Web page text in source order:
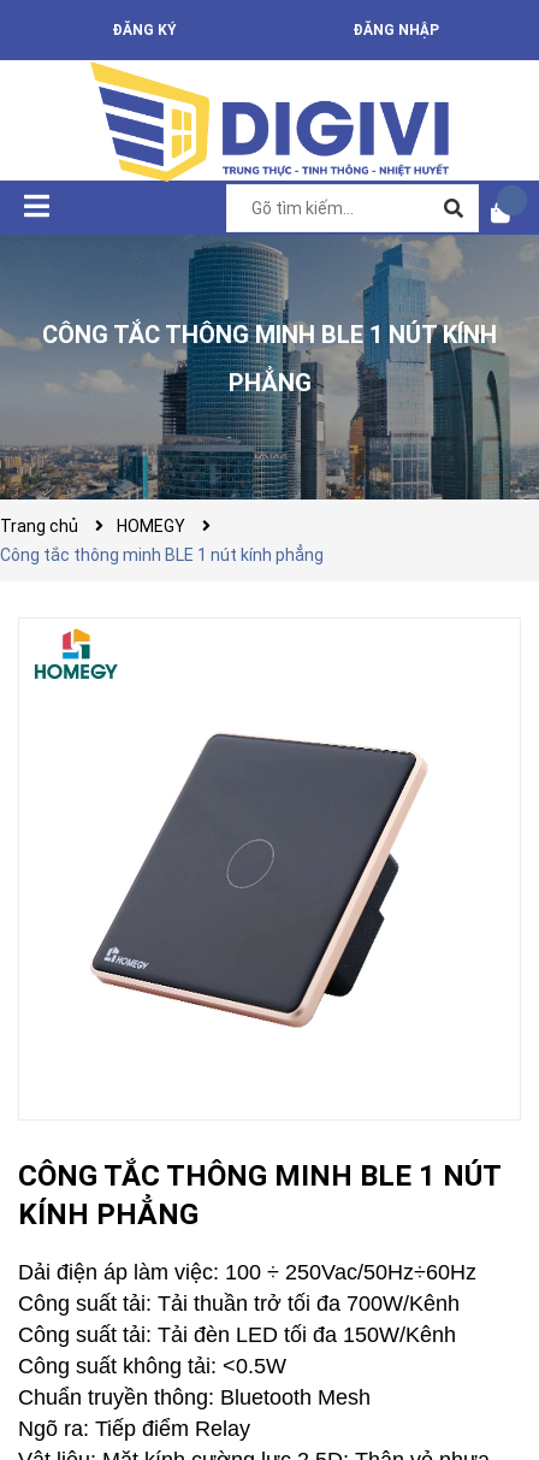
ĐĂNG KÝ ĐĂNG NHẬP
CÔNG TẮC THÔNG MINH BLE 1 NÚT KÍNH
PHẲNG
Trang chủ
HOMEGY
Công tắc thông minh BLE 1 nút kính phẳng
CÔNG TẮC THÔNG MINH BLE 1 NÚT
KÍNH PHẲNG
Dải điện áp làm việc: 100 ÷ 250Vac/50Hz÷60Hz
Công suất tải: Tải thuần trở tối đa 700W/Kênh
Công suất tải: Tải đèn LED tối đa 150W/Kênh
Công suất không tải: <0.5W
Chuẩn truyền thông: Bluetooth Mesh
Ngõ ra: Tiếp điểm Relay